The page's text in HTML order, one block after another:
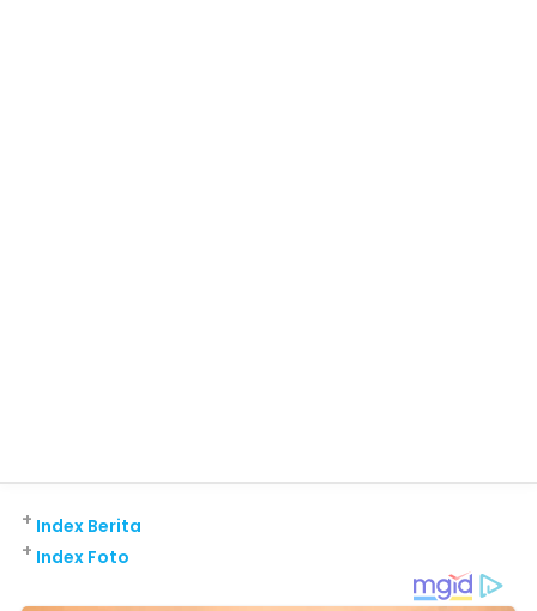
Index Berita
+
Index Foto
+